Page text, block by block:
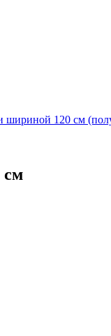
шириной 120 см
см